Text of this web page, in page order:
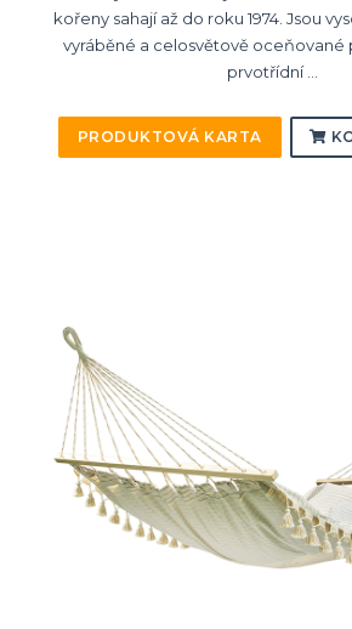
kořeny sahají až do roku 1974. Jsou
vyráběné a celosvětově oceňované
prvotřídní ...
PRODUKTOVÁ KARTA